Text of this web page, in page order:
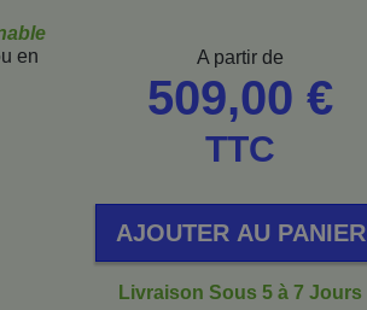
en
A partir de
509,00 €
TTC
AJOUTER AU PANIER
Livraison Sous 5 à 7 Jours